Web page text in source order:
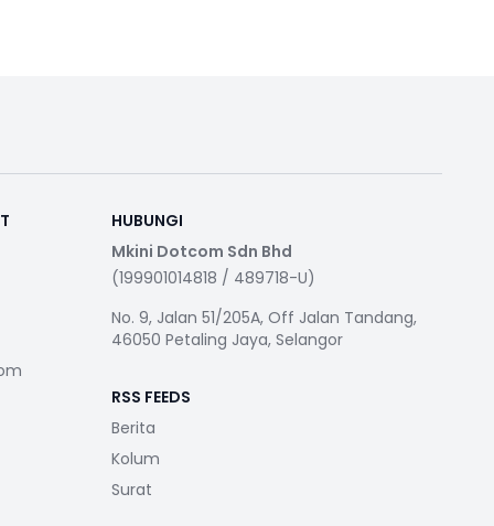
HUBUNGI
Mkini Dotcom Sdn Bhd
(199901014818 / 489718-U)
No. 9, Jalan 51/205A, Off Jalan Tandang,
46050 Petaling Jaya, Selangor
RSS FEEDS
Berita
Kolum
Surat